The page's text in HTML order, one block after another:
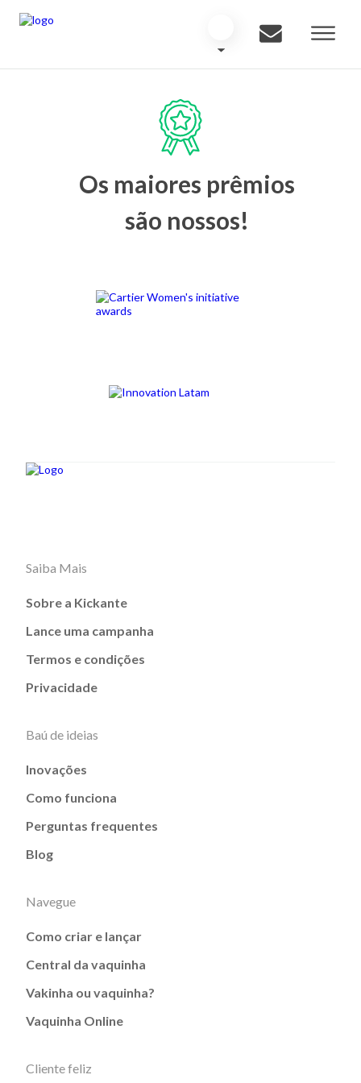
Os maiores prêmios
são nossos!
Saiba Mais
Sobre a Kickante
Lance uma campanha
Termos e condições
Privacidade
Baú de ideias
Inovações
Como funciona
Perguntas frequentes
Blog
Navegue
Como criar e lançar
Central da vaquinha
Vakinha ou vaquinha?
Vaquinha Online
Cliente feliz